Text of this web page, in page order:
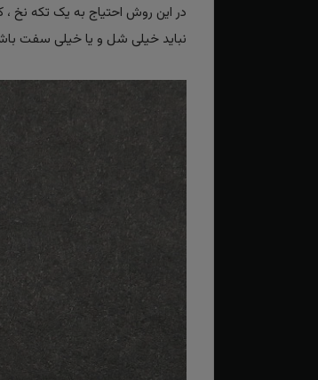
در این روش احتیاج به یک تکه نخ ،
نباید خیلی شل و یا خیلی سفت